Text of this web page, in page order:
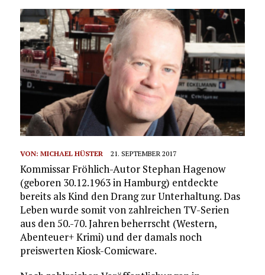
VON: MICHAEL HÜSTER 21. SEPTEMBER 2017
Kommissar Fröhlich-Autor Stephan Hagenow
(geboren 30.12.1963 in Hamburg) entdeckte
bereits als Kind den Drang zur Unterhaltung. Das
Leben wurde somit von zahlreichen TV-Serien
aus den 50.-70. Jahren beherrscht (Western,
Abenteuer+ Krimi) und der damals noch
preiswerten Kiosk-Comicware.